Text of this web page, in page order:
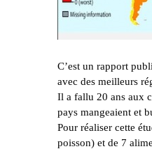
C’est un rapport
avec des meilleurs
Il a fallu 20 ans aux
pays mangeaient et
Pour réaliser cette
poisson) et de 7